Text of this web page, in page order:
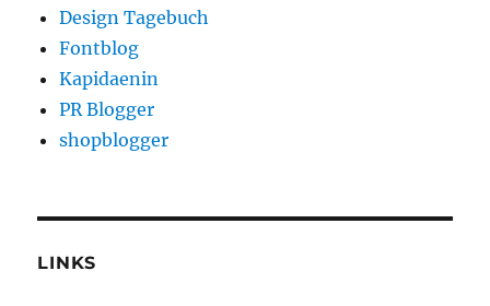
Design Tagebuch
Fontblog
Kapidaenin
PR Blogger
shopblogger
LINKS